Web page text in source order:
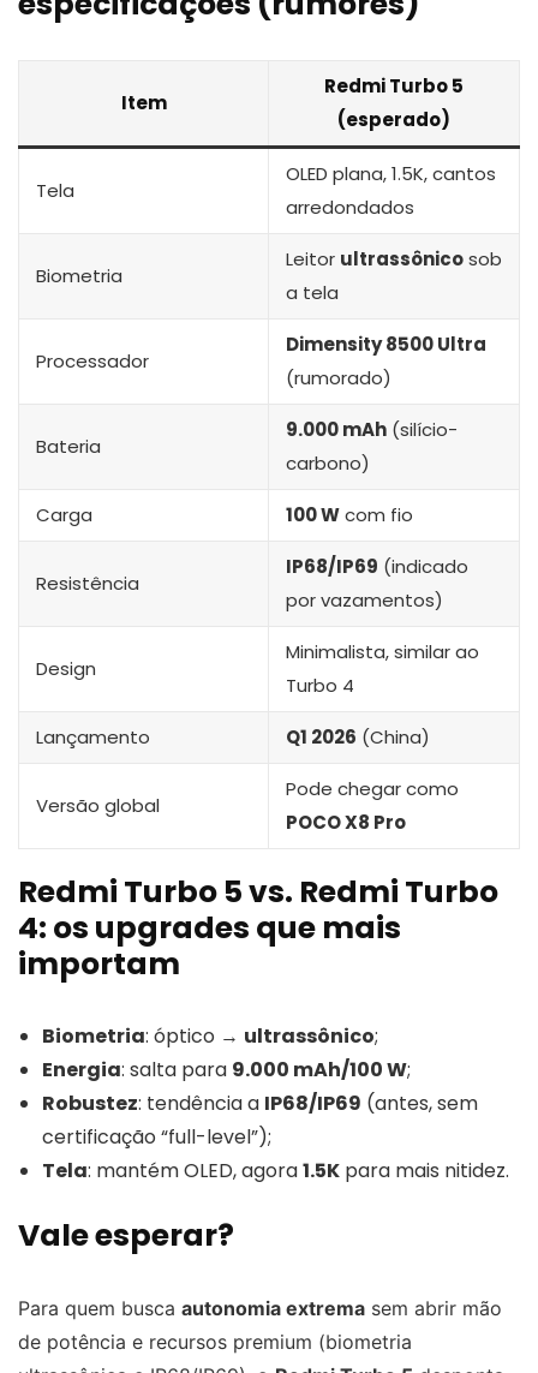
Item
Redmi Turbo 5
(esperado)
Tela
OLED plana, 1.5K, cantos
arredondados
Biometria
Leitor ultrassônicosob
a tela
Processador
Dimensity 8500 Ultra
(rumorado)
Bateria
9.000 mAh (silício-
carbono)
Carga 100 Wcom fio
Resistência
IP68/IP69 (indicado
por vazamentos)
Design
Minimalista, similar ao
Turbo 4
Lançamento Q1 2026 (China)
Versão global
Pode chegar como
POCO X8 Pro
Redmi Turbo 5 vs. Redmi Turbo
4: os upgrades que mais
importam
Biometria: óptico → ultrassônico;
Energia: salta para 9.000 mAh/100 W;
Robustez: tendência a IP68/IP69 (antes, sem
certificação “full-level”);
Tela: mantém OLED, agora1.5K para mais nitidez.
Vale esperar?
Para quem busca autonomia extrema sem abrir mão
de potência e recursos premium (biometria